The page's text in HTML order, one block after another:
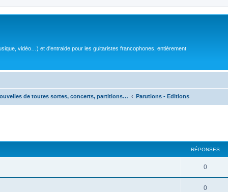
vidéo…) et d'entraide pour les guitaristes francophones, entièrement
de toutes sortes, concerts, partitions… Parutions - Editions
RÉPONSES
0R
é
0R